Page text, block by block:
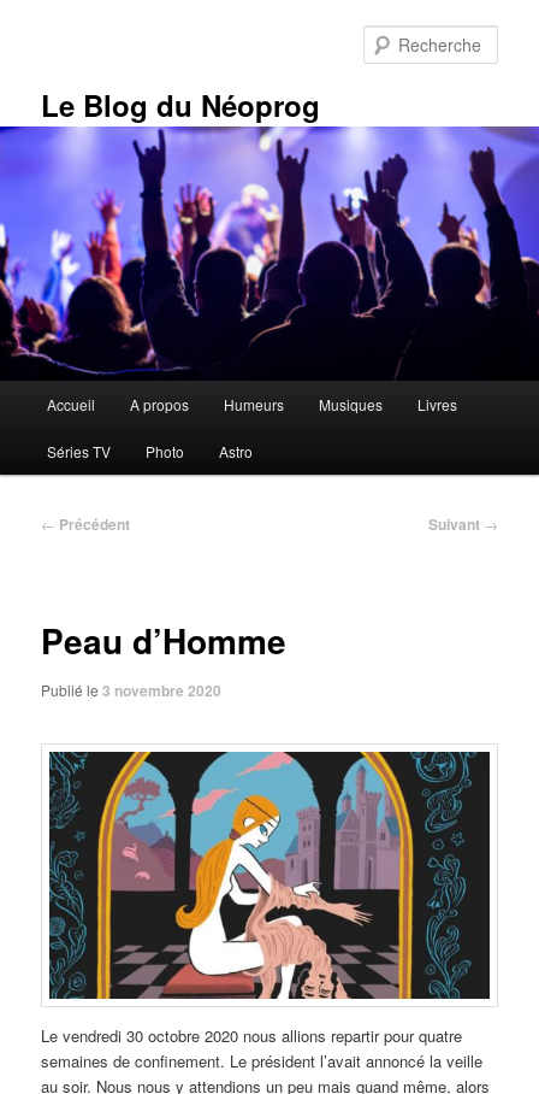
Le Blog du Néoprog
Accueil A propos Humeurs Musiques Livres
Séries TV Photo Astro
Navigation
← Précédent Suivant →
Peau d’Homme
Publié le3 novembre 2020
Le vendredi 30 octobre 2020 nous allions repartir pour quatre
semaines de confinement. Le président l’avait annoncé la veille
au soir. Nous nous y attendions un peu mais quand même, alors